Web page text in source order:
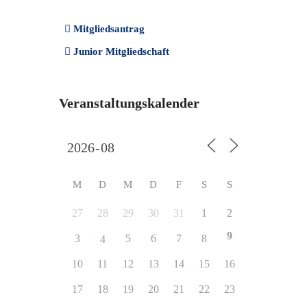
Mitgliedsantrag
Junior Mitgliedschaft
Veranstaltungskalender
M D M D F S S
27 28 29 30 31 1 2
3 4 5 6 7 8 9
10 11 12 13 14 15 16
17 18 19 20 21 22 23